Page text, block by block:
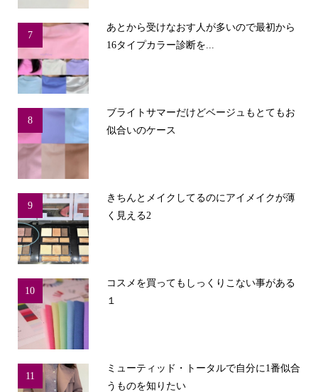
7
あとから受けなおす人が多いので最初から
16タイプカラー診断を...
8
ブライトサマーだけどベージュもとてもお
似合いのケース
9
きちんとメイクしてるのにアイメイクが薄
く見える2
10
コスメを買ってもしっくりこない事がある
１
11
ミューティッド・トータルで自分に1番似合
うものを知りたい